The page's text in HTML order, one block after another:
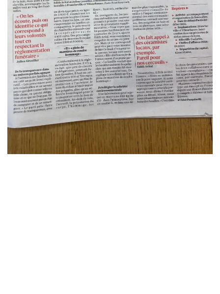
Saint-Genis-les-Ollières
Sainte-Foy-lès-Lyon
Tassin-la-Demi-Lune
Villeurbanne
Vénissieux
Écully